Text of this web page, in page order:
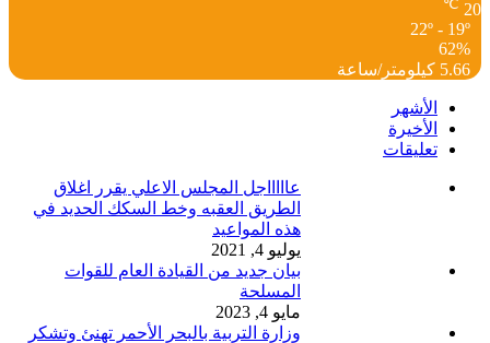
20
℃
22º - 19º
62%
5.66 كيلومتر/ساعة
الأشهر
الأخيرة
تعليقات
عاااااجل المجلس الاعلي يقرر اغلاق
الطريق العقبه وخط السكك الحديد في
هذه المواعيد
يوليو 4, 2021
بيان جديد من القيادة العام للقوات
المسلحة
مايو 4, 2023
وزارة التربية بالبحر الأحمر تهنئ وتشكر